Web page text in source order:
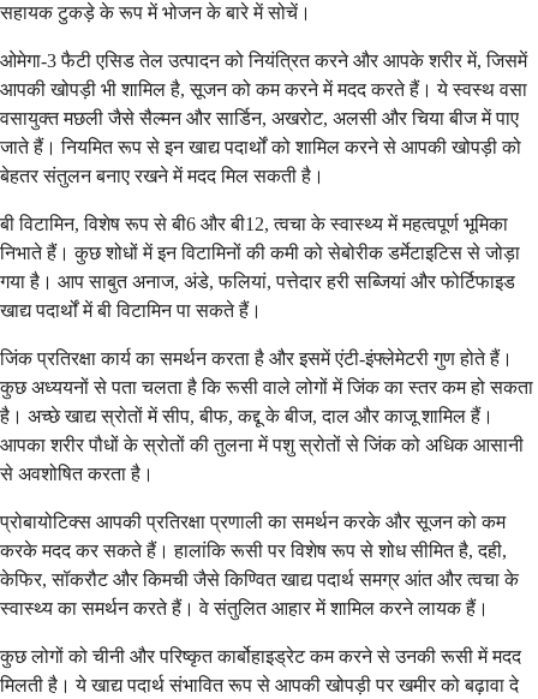
सहायक टुकड़े के रूप में भोजन के बारे में सोचें।
ओमेगा-3 फैटी एसिड तेल उत्पादन को नियंत्रित करने और आपके शरीर में, जिसमें
आपकी खोपड़ी भी शामिल है, सूजन को कम करने में मदद करते हैं। ये स्वस्थ वसा
वसायुक्त मछली जैसे सैल्मन और सार्डिन, अखरोट, अलसी और चिया बीज में पाए
जाते हैं। नियमित रूप से इन खाद्य पदार्थों को शामिल करने से आपकी खोपड़ी को
बेहतर संतुलन बनाए रखने में मदद मिल सकती है।
बी विटामिन, विशेष रूप से बी6 और बी12, त्वचा के स्वास्थ्य में महत्वपूर्ण भूमिका
निभाते हैं। कुछ शोधों में इन विटामिनों की कमी को सेबोरीक डर्मेटाइटिस से जोड़ा
गया है। आप साबुत अनाज, अंडे, फलियां, पत्तेदार हरी सब्जियां और फोर्टिफाइड
खाद्य पदार्थों में बी विटामिन पा सकते हैं।
जिंक प्रतिरक्षा कार्य का समर्थन करता है और इसमें एंटी-इंफ्लेमेटरी गुण होते हैं।
कुछ अध्ययनों से पता चलता है कि रूसी वाले लोगों में जिंक का स्तर कम हो सकता
है। अच्छे खाद्य स्रोतों में सीप, बीफ, कद्दू के बीज, दाल और काजू शामिल हैं।
आपका शरीर पौधों के स्रोतों की तुलना में पशु स्रोतों से जिंक को अधिक आसानी
से अवशोषित करता है।
प्रोबायोटिक्स आपकी प्रतिरक्षा प्रणाली का समर्थन करके और सूजन को कम
करके मदद कर सकते हैं। हालांकि रूसी पर विशेष रूप से शोध सीमित है, दही,
केफिर, सॉकरौट और किमची जैसे किण्वित खाद्य पदार्थ समग्र आंत और त्वचा के
स्वास्थ्य का समर्थन करते हैं। वे संतुलित आहार में शामिल करने लायक हैं।
कुछ लोगों को चीनी और परिष्कृत कार्बोहाइड्रेट कम करने से उनकी रूसी में मदद
मिलती है। ये खाद्य पदार्थ संभावित रूप से आपकी खोपड़ी पर खमीर को बढ़ावा दे